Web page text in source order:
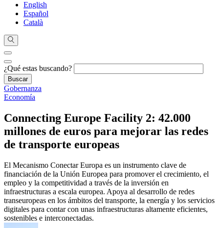
English
Español
Català
¿Qué estas buscando?
Gobernanza
Economía
Connecting Europe Facility 2: 42.000
millones de euros para mejorar las redes
de transporte europeas
El Mecanismo Conectar Europa es un instrumento clave de
financiación de la Unión Europea para promover el crecimiento, el
empleo y la competitividad a través de la inversión en
infraestructuras a escala europea. Apoya al desarrollo de redes
transeuropeas en los ámbitos del transporte, la energía y los servicios
digitales para contar con unas infraestructuras altamente eficientes,
sostenibles e interconectadas.